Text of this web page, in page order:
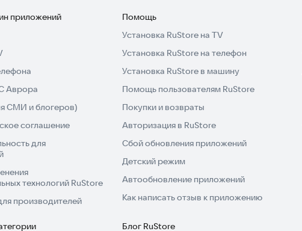
приложений
Аврора
СМИ и блогеров)
соглашение
для
технологий RuStore
производителей
Помощь
Установка RuStore на TV
Установка RuStore на телефон
Установка RuStore в машину
Помощь пользователям RuStore
Покупки и возвраты
Авторизация в RuStore
Сбой обновления приложений
Детский режим
Автообновление приложений
Как написать отзыв к приложению
Блог RuStore